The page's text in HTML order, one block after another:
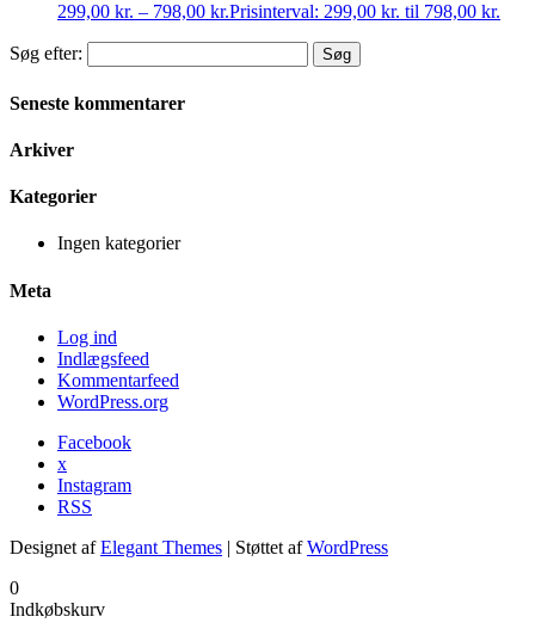
299,00 kr. – 798,00 kr.Prisinterval: 299,00 kr. til 798,00 kr.
Søg efter:
Seneste kommentarer
Arkiver
Kategorier
Ingen kategorier
Meta
Log ind
Indlægsfeed
Kommentarfeed
WordPress.org
Facebook
x
Instagram
RSS
Designet afElegant Themes | Støttet afWordPress
0
Indkøbskurv